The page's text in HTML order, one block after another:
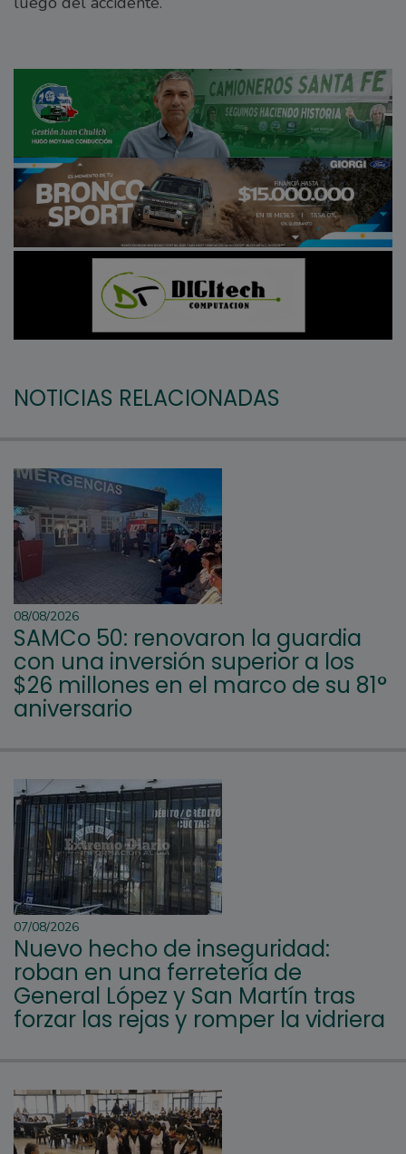
NOTICIAS RELACIONADAS
08/08/2026
SAMCo 50: renovaron la guardia
con una inversión superior a los
$26 millones en el marco de su 81°
aniversario
07/08/2026
Nuevo hecho de inseguridad:
roban en una ferretería de
General López y San Martín tras
forzar las rejas y romper la vidriera